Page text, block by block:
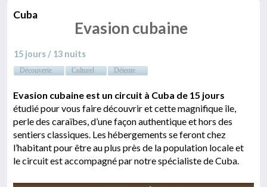
Cuba
Evasion cubaine
15 jours / 13 nuits
Découverte Culturel Détente
Evasion cubaine est un circuit à Cuba de 15 jours
étudié pour vous faire découvrir et cette magnifique île,
perle des caraïbes, d’une façon authentique et hors des
sentiers classiques. Les hébergements se feront chez
l’habitant pour être au plus près de la population locale et
le circuit est accompagné par notre spécialiste de Cuba.